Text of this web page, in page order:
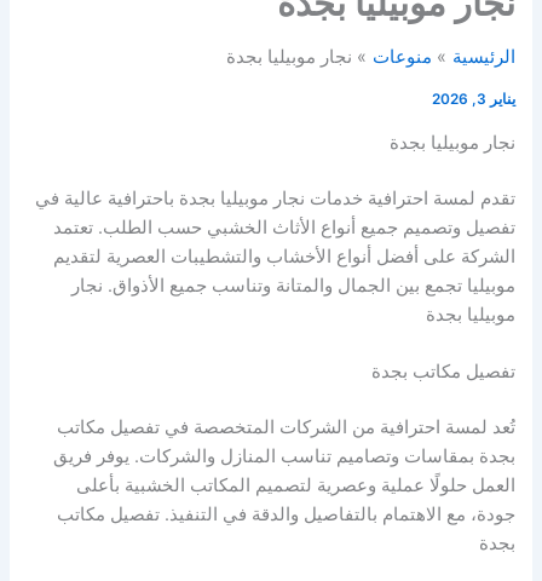
الرئيسية منوعات نجار موبيليا بجدة
يناير 3, 2026
نجار موبيليا بجدة
تقدم لمسة احترافية خدمات نجار موبيليا بجدة باحترافية عالية في
تفصيل وتصميم جميع أنواع الأثاث الخشبي حسب الطلب. تعتمد
الشركة على أفضل أنواع الأخشاب والتشطيبات العصرية لتقديم
موبيليا تجمع بين الجمال والمتانة وتناسب جميع الأذواق. نجار
موبيليا بجدة
تفصيل مكاتب بجدة
تُعد لمسة احترافية من الشركات المتخصصة في تفصيل مكاتب
بجدة بمقاسات وتصاميم تناسب المنازل والشركات. يوفر فريق
العمل حلولًا عملية وعصرية لتصميم المكاتب الخشبية بأعلى
جودة، مع الاهتمام بالتفاصيل والدقة في التنفيذ. تفصيل مكاتب
بجدة